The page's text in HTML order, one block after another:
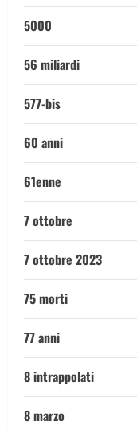
5000
56 miliardi
577-bis
60 anni
61enne
7 ottobre
7 ottobre 2023
75 morti
77 anni
8 intrappolati
8 marzo